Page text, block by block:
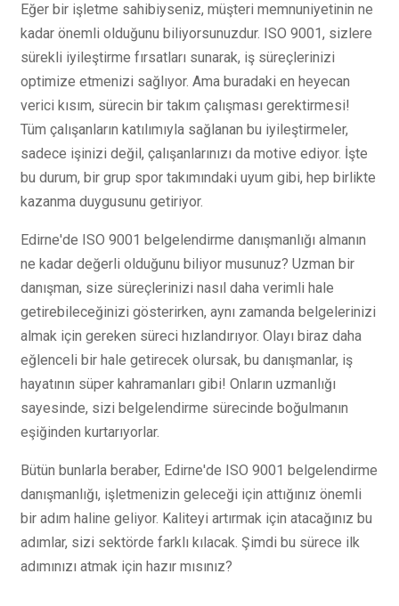
Eğer bir işletme sahibiyseniz, müşteri memnuniyetinin ne
kadar önemli olduğunu biliyorsunuzdur. ISO 9001, sizlere
sürekli iyileştirme fırsatları sunarak, iş süreçlerinizi
optimize etmenizi sağlıyor. Ama buradaki en heyecan
verici kısım, sürecin bir takım çalışması gerektirmesi!
Tüm çalışanların katılımıyla sağlanan bu iyileştirmeler,
sadece işinizi değil, çalışanlarınızı da motive ediyor. İşte
bu durum, bir grup spor takımındaki uyum gibi, hep birlikte
kazanma duygusunu getiriyor.
Edirne'de ISO 9001 belgelendirme danışmanlığı almanın
ne kadar değerli olduğunu biliyor musunuz? Uzman bir
danışman, size süreçlerinizi nasıl daha verimli hale
getirebileceğinizi gösterirken, aynı zamanda belgelerinizi
almak için gereken süreci hızlandırıyor. Olayı biraz daha
eğlenceli bir hale getirecek olursak, bu danışmanlar, iş
hayatının süper kahramanları gibi! Onların uzmanlığı
sayesinde, sizi belgelendirme sürecinde boğulmanın
eşiğinden kurtarıyorlar.
Bütün bunlarla beraber, Edirne'de ISO 9001 belgelendirme
danışmanlığı, işletmenizin geleceği için attığınız önemli
bir adım haline geliyor. Kaliteyi artırmak için atacağınız bu
adımlar, sizi sektörde farklı kılacak. Şimdi bu sürece ilk
adımınızı atmak için hazır mısınız?